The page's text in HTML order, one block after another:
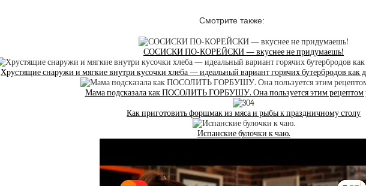
Смотрите также:
СОСИСКИ ПО-КОРЕЙСКИ — вкуснее не придумаешь!
Хрустящие снаружи и мягкие внутри кусочки хлеба — идеальный вариант горячих бутербродов как
Мама подсказала как ПОСОЛИТЬ ГОРБУШУ. Она пользуется этим рецептом
Как приготовить форшмак из мяса и рыбы к праздничному столу
Испанские булочки к чаю.